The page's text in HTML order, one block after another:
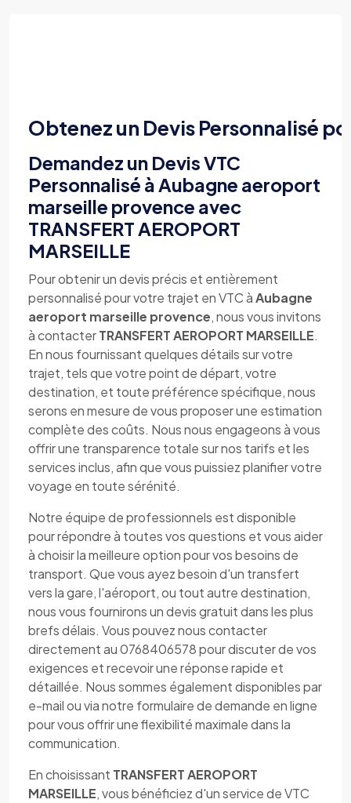
Obtenez un Devis Personnalisé
Demandez un Devis VTC
Personnalisé à Aubagne aeroport
marseille provence avec
TRANSFERT AEROPORT
MARSEILLE
Pour obtenir un devis précis et entièrement
personnalisé pour votre trajet en VTC àAubagne
aeroport marseille provence, nous vous invitons
à contacterTRANSFERT AEROPORT MARSEILLE.
En nous fournissant quelques détails sur votre
trajet, tels que votre point de départ, votre
destination, et toute préférence spécifique, nous
serons en mesure de vous proposer une estimation
complète des coûts. Nous nous engageons à vous
offrir une transparence totale sur nos tarifs et les
services inclus, afin que vous puissiez planifier votre
voyage en toute sérénité.
Notre équipe de professionnels est disponible
pour répondre à toutes vos questions et vous aider
à choisir la meilleure option pour vos besoins de
transport. Que vous ayez besoin d'un transfert
vers la gare, l'aéroport, ou tout autre destination,
nous vous fournirons un devis gratuit dans les plus
brefs délais. Vous pouvez nous contacter
directement au 0768406578 pour discuter de vos
exigences et recevoir une réponse rapide et
détaillée. Nous sommes également disponibles par
e-mail ou via notre formulaire de demande en ligne
pour vous offrir une flexibilité maximale dans la
communication.
En choisissant TRANSFERT AEROPORT
MARSEILLE, vous bénéficiez d'un service de VTC